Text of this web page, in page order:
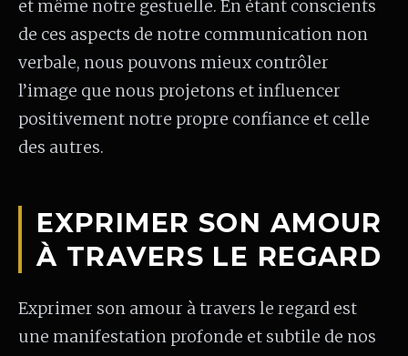
et même notre gestuelle. En étant conscients
de ces aspects de notre communication non
verbale, nous pouvons mieux contrôler
l’image que nous projetons et influencer
positivement notre propre confiance et celle
des autres.
EXPRIMER SON AMOUR
À TRAVERS LE REGARD
Exprimer son amour à travers le regard est
une manifestation profonde et subtile de nos